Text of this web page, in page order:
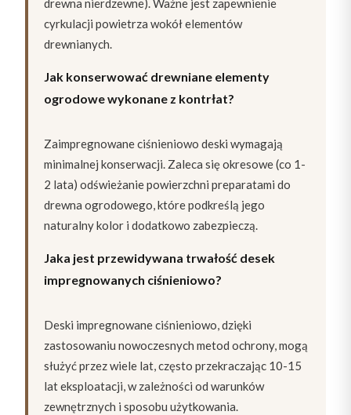
drewna nierdzewne). Ważne jest zapewnienie
cyrkulacji powietrza wokół elementów
drewnianych.
Jak konserwować drewniane elementy
ogrodowe wykonane z kontrłat?
Zaimpregnowane ciśnieniowo deski wymagają
minimalnej konserwacji. Zaleca się okresowe (co 1-
2 lata) odświeżanie powierzchni preparatami do
drewna ogrodowego, które podkreślą jego
naturalny kolor i dodatkowo zabezpieczą.
Jaka jest przewidywana trwałość desek
impregnowanych ciśnieniowo?
Deski impregnowane ciśnieniowo, dzięki
zastosowaniu nowoczesnych metod ochrony, mogą
służyć przez wiele lat, często przekraczając 10-15
lat eksploatacji, w zależności od warunków
zewnętrznych i sposobu użytkowania.